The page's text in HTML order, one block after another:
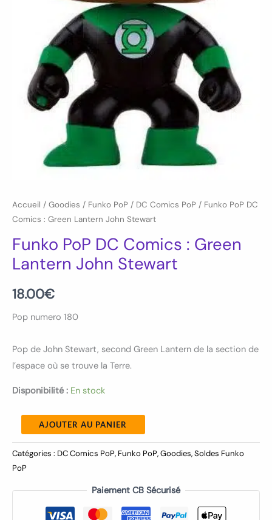
Accueil / Goodies / Funko PoP / DC Comics PoP / Funko PoP DC
Comics : Green Lantern John Stewart
Funko PoP DC Comics : Green
Lantern John Stewart
18.00€
Pop numero 180
Pop de John Stewart, second Green Lantern de la section de
l’espace où se trouve la Terre.
Disponibilité : En stock
AJOUTER AU PANIER
Catégories : DC Comics PoP, Funko PoP,Goodies,Soldes Funko
PoP
Paiement CB Sécurisé